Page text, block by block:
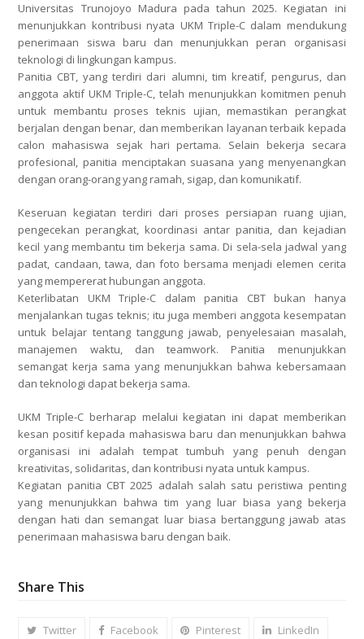
Universitas Trunojoyo Madura pada tahun 2025. Kegiatan ini
menunjukkan kontribusi nyata UKM Triple-C dalam mendukung
penerimaan siswa baru dan menunjukkan peran organisasi
teknologi di lingkungan kampus.
Panitia CBT, yang terdiri dari alumni, tim kreatif, pengurus, dan
anggota aktif UKM Triple-C, telah menunjukkan komitmen penuh
untuk membantu proses teknis ujian, memastikan perangkat
berjalan dengan benar, dan memberikan layanan terbaik kepada
calon mahasiswa sejak hari pertama. Selain bekerja secara
profesional, panitia menciptakan suasana yang menyenangkan
dengan orang-orang yang ramah, sigap, dan komunikatif.
Keseruan kegiatan terdiri dari proses persiapan ruang ujian,
pengecekan perangkat, koordinasi antar panitia, dan kejadian
kecil yang membantu tim bekerja sama. Di sela-sela jadwal yang
padat, candaan, tawa, dan foto bersama menjadi elemen cerita
yang mempererat hubungan anggota.
Keterlibatan UKM Triple-C dalam panitia CBT bukan hanya
menjalankan tugas teknis; itu juga memberi anggota kesempatan
untuk belajar tentang tanggung jawab, penyelesaian masalah,
manajemen waktu, dan teamwork. Panitia menunjukkan
semangat kerja sama yang menunjukkan bahwa kebersamaan
dan teknologi dapat bekerja sama.
UKM Triple-C berharap melalui kegiatan ini dapat memberikan
kesan positif kepada mahasiswa baru dan menunjukkan bahwa
organisasi ini adalah tempat tumbuh yang penuh dengan
kreativitas, solidaritas, dan kontribusi nyata untuk kampus.
Kegiatan panitia CBT 2025 adalah salah satu peristiwa penting
yang menunjukkan bahwa tim yang luar biasa yang bekerja
dengan hati dan semangat luar biasa bertanggung jawab atas
penerimaan mahasiswa baru dengan baik.
Share This
Twitter Facebook Pinterest LinkedIn